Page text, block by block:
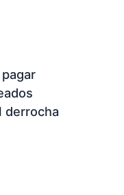
derrocha